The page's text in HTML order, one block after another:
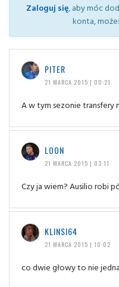
Zaloguj się, aby móc
konta,
PITER
21 MARCA 2015 | 00:21
A w tym sezonie transfery
LOON
21 MARCA 2015 | 03:11
Czy ja wiem? Ausilio robi
KLINSI64
21 MARCA 2015 | 10:02
co dwie głowy to nie